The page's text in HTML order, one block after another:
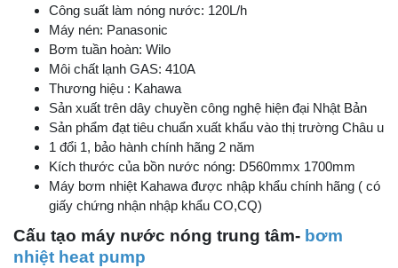
Công suất làm nóng nước: 120L/h
Máy nén: Panasonic
Bơm tuần hoàn: Wilo
Môi chất lạnh GAS: 410A
Thương hiệu : Kahawa
Sản xuất trên dây chuyền công nghệ hiện đại Nhật Bản
Sản phẩm đạt tiêu chuẩn xuất khẩu vào thị trường Châu u
1 đổi 1, bảo hành chính hãng 2 năm
Kích thước của bồn nước nóng: D560mmx 1700mm
Máy bơm nhiệt Kahawa được nhập khẩu chính hãng ( có
giấy chứng nhận nhập khẩu CO,CQ)
Cấu tạo máy nước nóng trung tâm- bơm
nhiệt heat pump